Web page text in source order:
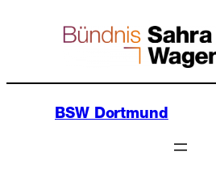
BSW Dortmund